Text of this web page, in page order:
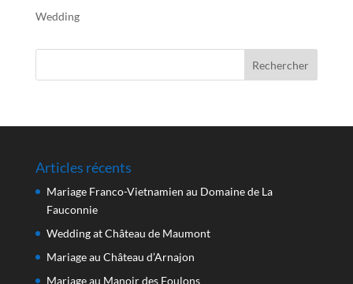
Wedding
Articles récents
Mariage Franco-Vietnamien au Domaine de La
Fauconnie
Wedding at Château de Maumont
Mariage au Château d’Arnajon
Mariage au Manoir des Foulons